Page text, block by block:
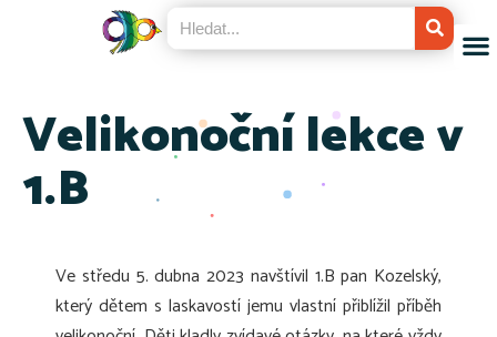
Velikonoční lekce v
1.B
Ve středu 5. dubna 2023 navštívil 1.B pan Kozelský,
který dětem s laskavostí jemu vlastní přiblížil příběh